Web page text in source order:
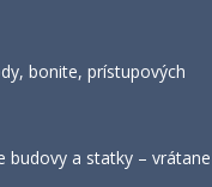
bonite, prístupových
budovy a statky – vrátane